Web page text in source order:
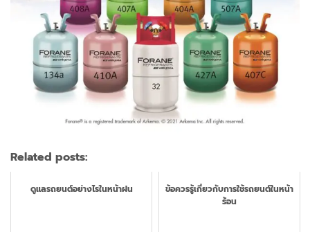
Related posts:
ดูแลรถยนต์อย่างไรในหน้าฝน
ข้อควรรู้เกี่ยวกับการใช้รถยนต์ในหน้า
ร้อน